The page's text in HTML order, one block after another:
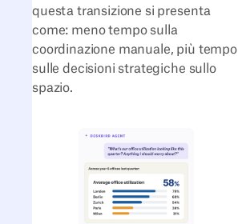
questa transizione si presenta
come: meno tempo sulla
coordinazione manuale, più tempo
sulle decisioni strategiche sullo
spazio.